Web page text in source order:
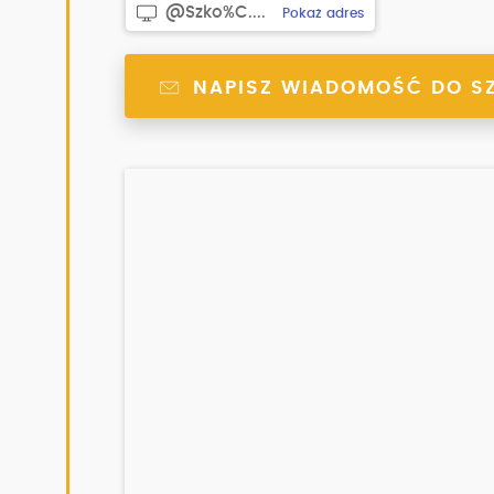
@Szko%C.... Pokaż adres
NAPISZ WIADOMOŚĆ DO